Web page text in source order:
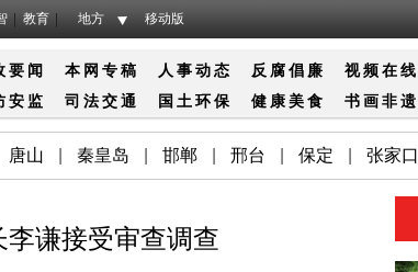
教育 地方 移动版
要闻 本网专稿 人事动态 反腐倡廉 视频在线
安监 司法交通 国土 环保 健康美食 书画非遗
唐山 秦皇岛 邯郸 邢台 保定 张家口
谦接受审查调查